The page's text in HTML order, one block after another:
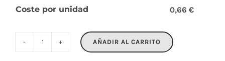
Coste por unidad
0,66 €
AÑADIR AL CARRITO